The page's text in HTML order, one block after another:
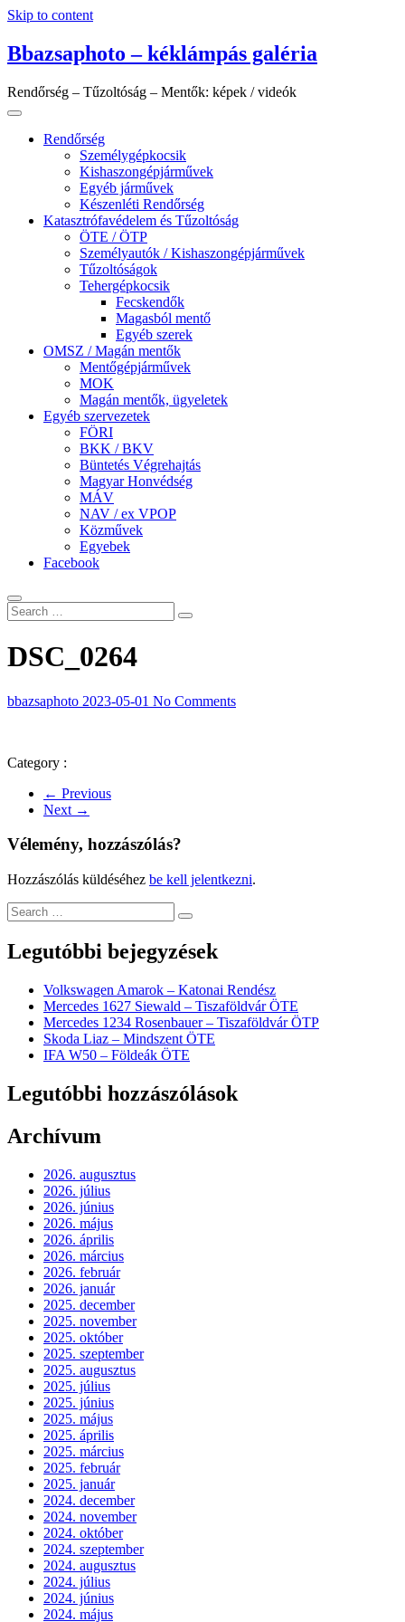
Skip to content
Bbazsaphoto – kéklámpás galéria
Rendőrség – Tűzoltóság – Mentők: képek / videók
Rendőrség
Személygépkocsik
Kishaszongépjárművek
Egyéb járművek
Készenléti Rendőrség
Katasztrófavédelem és Tűzoltóság
ÖTE / ÖTP
Személyautók / Kishaszongépjárművek
Tűzoltóságok
Tehergépkocsik
Fecskendők
Magasból mentő
Egyéb szerek
OMSZ / Magán mentők
Mentőgépjárművek
MOK
Magán mentők, ügyeletek
Egyéb szervezetek
FÖRI
BKK / BKV
Büntetés Végrehajtás
Magyar Honvédség
MÁV
NAV / ex VPOP
Közművek
Egyebek
Facebook
DSC_0264
bbazsaphoto 2023-05-01 No Comments
Category :
← Previous
Next →
Vélemény, hozzászólás?
Hozzászólás küldéséhez be kell jelentkezni.
Legutóbbi bejegyzések
Volkswagen Amarok – Katonai Rendész
Mercedes 1627 Siewald – Tiszaföldvár ÖTE
Mercedes 1234 Rosenbauer – Tiszaföldvár ÖTP
Skoda Liaz – Mindszent ÖTE
IFA W50 – Földeák ÖTE
Legutóbbi hozzászólások
Archívum
2026. augusztus
2026. július
2026. június
2026. május
2026. április
2026. március
2026. február
2026. január
2025. december
2025. november
2025. október
2025. szeptember
2025. augusztus
2025. július
2025. június
2025. május
2025. április
2025. március
2025. február
2025. január
2024. december
2024. november
2024. október
2024. szeptember
2024. augusztus
2024. július
2024. június
2024. május